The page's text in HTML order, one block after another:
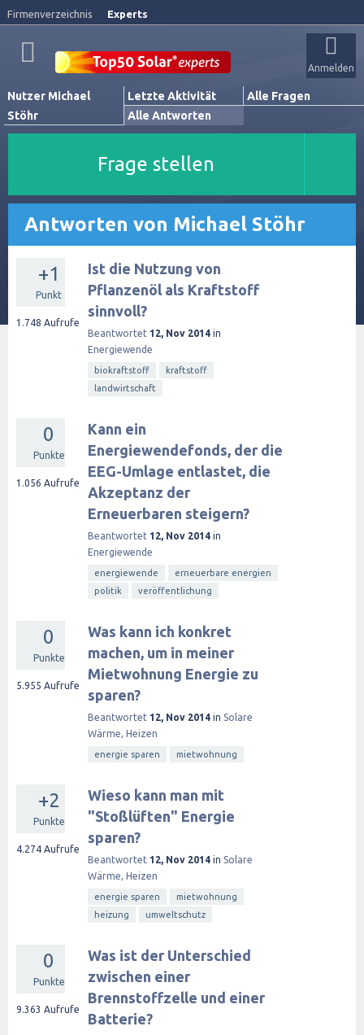
Firmenverzeichnis Experts
Anmelden
Nutzer Michael
Stöhr
Letzte Aktivität
Alle Fragen
Alle Antworten
Frage stellen
Antworten von Michael Stöhr
+1
Punkt
1.748 Aufrufe
Ist die Nutzung von
Pflanzenöl als Kraftstoff
sinnvoll?
Beantwortet 12, Nov 2014 in
Energiewende
biokraftstoff
kraftstoff
landwirtschaft
0
Punkte
1.056 Aufrufe
Kann ein
Energiewendefonds, der die
EEG-Umlage entlastet, die
Akzeptanz der
Erneuerbaren steigern?
Beantwortet 12, Nov 2014 in
Energiewende
energiewende
erneuerbare energien
politik
veröffentlichung
0
Punkte
5.955 Aufrufe
Was kann ich konkret
machen, um in meiner
Mietwohnung Energie zu
sparen?
Beantwortet 12, Nov 2014 in Solare
Wärme, Heizen
energie sparen mietwohnung
+2
Punkte
4.274 Aufrufe
Wieso kann man mit
"Stoßlüften" Energie
sparen?
Beantwortet 12, Nov 2014 in Solare
Wärme, Heizen
energie sparen
mietwohnung
heizung
umweltschutz
0
Punkte
9.363 Aufrufe
Was ist der Unterschied
zwischen einer
Brennstoffzelle und einer
Batterie?